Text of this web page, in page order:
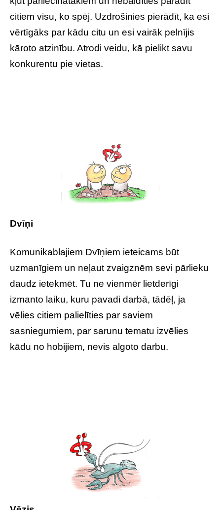
citiem visu, ko spēj. Uzdrošinies pierādīt, ka esi
vērtīgāks par kādu citu un esi vairāk pelnījis
kāroto atzinību. Atrodi veidu, kā pielikt savu
konkurentu pie vietas.
Dvīņi
Komunikablajiem Dvīņiem ieteicams būt
uzmanīgiem un neļaut zvaigznēm sevi pārlieku
daudz ietekmēt. Tu ne vienmēr lietderīgi
izmanto laiku, kuru pavadi darbā, tādēļ, ja
vēlies citiem palielīties par saviem
sasniegumiem, par sarunu tematu izvēlies
kādu no hobijiem, nevis algoto darbu.